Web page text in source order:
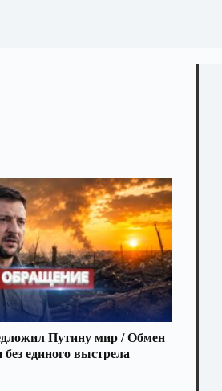
Путину мир / Обмен
единого выстрела